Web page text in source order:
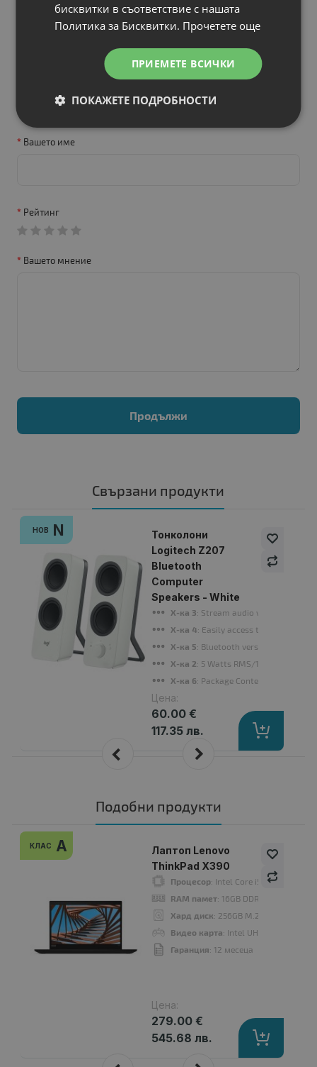
Статус Нов
Напишете мнение
Вашето име
Рейтинг
Вашето мнение
Продължи
Свързани продукти
НОВ N
Тонколони
Logitech Z207
Bluetooth
Computer
Speakers - White
Х-ка 3: Stream audio wirelessly
Х-ка 4: Easily access the Bluetooth
Х-ка 5: Bluetooth version: 4.1,
Х-ка 2: 5 Watts RMS/10 Watts
Х-ка 6: Package Contents: Two
Цена:
60.00 €
117.35 лв.
Подобни продукти
КЛАС A
Лаптоп Lenovo
ThinkPad X390
Процесор: Intel Core i5, 8365U
RAM памет: 16GB DDR4 Onboard
Хард диск: 256GB M.2 NVMe SSD
Видео карта: Intel UHD Graphics
Гаранция: 12 месеца
Цена:
279.00 €
545.68 лв.
бисквитки в съответствие с нашата
Политика за Бисквитки. Прочетете още
ПРИЕМЕТЕ ВСИЧКИ
ПОКАЖЕТЕ ПОДРОБНОСТИ